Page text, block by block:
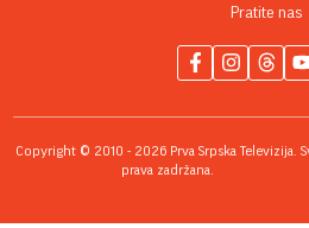
Pratite nas
Copyright © 2010 - 2026 Prva Srpska Televizija.
prava zadržana.